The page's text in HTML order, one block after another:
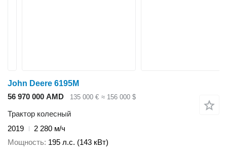
John Deere 6195M
56 970 000 AMD
135 000 € ≈ 156 000 $
Трактор колесный
2019
2 280 м/ч
Мощность 195 л.с. (143 кВт)